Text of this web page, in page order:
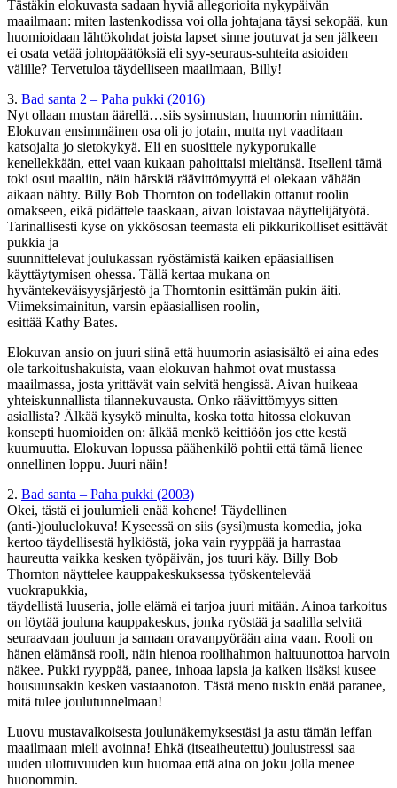
Tästäkin elokuvasta sadaan hyviä allegorioita nykypäivän
maailmaan: miten lastenkodissa voi olla johtajana täysi sekopää, kun
huomioidaan lähtökohdat joista lapset sinne joutuvat ja sen jälkeen
ei osata vetää johtopäätöksiä eli syy-seuraus-suhteita asioiden
välille? Tervetuloa täydelliseen maailmaan, Billy!
3. Bad santa 2 – Paha pukki (2016)
Nyt ollaan mustan äärellä…siis sysimustan, huumorin nimittäin.
Elokuvan ensimmäinen osa oli jo jotain, mutta nyt vaaditaan
katsojalta jo sietokykyä. Eli en suosittele nykyporukalle
kenellekkään, ettei vaan kukaan pahoittaisi mieltänsä. Itselleni tämä
toki osui maaliin, näin härskiä räävittömyyttä ei olekaan vähään
aikaan nähty. Billy Bob Thornton on todellakin ottanut roolin
omakseen, eikä pidättele taaskaan, aivan loistavaa näyttelijätyötä.
Tarinallisesti kyse on ykkösosan teemasta eli pikkurikolliset esittävät
pukkia ja
suunnittelevat joulukassan ryöstämistä kaiken epäasiallisen
käyttäytymisen ohessa. Tällä kertaa mukana on
hyväntekeväisyysjärjestö ja Thorntonin esittämän pukin äiti.
Viimeksimainitun, varsin epäasiallisen roolin,
esittää Kathy Bates.
Elokuvan ansio on juuri siinä että huumorin asiasisältö ei aina edes
ole tarkoitushakuista, vaan elokuvan hahmot ovat mustassa
maailmassa, josta yrittävät vain selvitä hengissä. Aivan huikeaa
yhteiskunnallista tilannekuvausta. Onko räävittömyys sitten
asiallista? Älkää kysykö minulta, koska totta hitossa elokuvan
konsepti huomioiden on: älkää menkö keittiöön jos ette kestä
kuumuutta. Elokuvan lopussa päähenkilö pohtii että tämä lienee
onnellinen loppu. Juuri näin!
2. Bad santa – Paha pukki (2003)
Okei, tästä ei joulumieli enää kohene! Täydellinen
(anti-)jouluelokuva! Kyseessä on siis (sysi)musta komedia, joka
kertoo täydellisestä hylkiöstä, joka vain ryyppää ja harrastaa
haureutta vaikka kesken työpäivän, jos tuuri käy. Billy Bob
Thornton näyttelee kauppakeskuksessa työskentelevää
vuokrapukkia,
täydellistä luuseria, jolle elämä ei tarjoa juuri mitään. Ainoa tarkoitus
on löytää jouluna kauppakeskus, jonka ryöstää ja saalilla selvitä
seuraavaan jouluun ja samaan oravanpyörään aina vaan. Rooli on
hänen elämänsä rooli, näin hienoa roolihahmon haltuunottoa harvoin
näkee. Pukki ryyppää, panee, inhoaa lapsia ja kaiken lisäksi kusee
housuunsakin kesken vastaanoton. Tästä meno tuskin enää paranee,
mitä tulee joulutunnelmaan!
Luovu mustavalkoisesta joulunäkemyksestäsi ja astu tämän leffan
maailmaan mieli avoinna! Ehkä (itseaiheutettu) joulustressi saa
uuden ulottuvuuden kun huomaa että aina on joku jolla menee
huonommin.